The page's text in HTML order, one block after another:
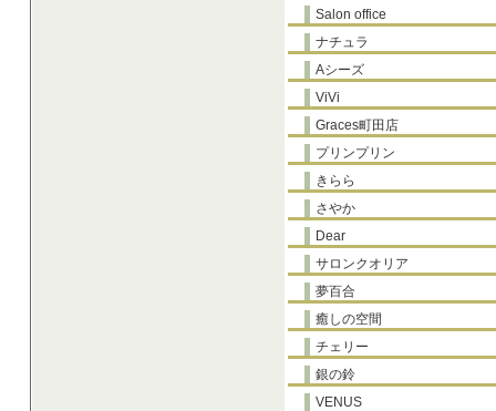
Salon office
ナチュラ
Aシーズ
ViVi
Graces町田店
プリンプリン
きらら
さやか
Dear
サロンクオリア
夢百合
癒しの空間
チェリー
銀の鈴
VENUS